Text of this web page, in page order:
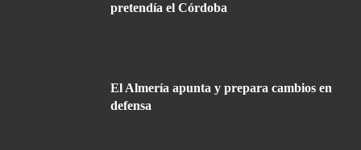
pretendía el Córdoba
El Almería apunta y prepara cambios en
defensa